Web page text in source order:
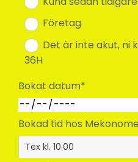
Företag
Det är inte akut, ni
36H
Bokat datum*
Bokad tid hos